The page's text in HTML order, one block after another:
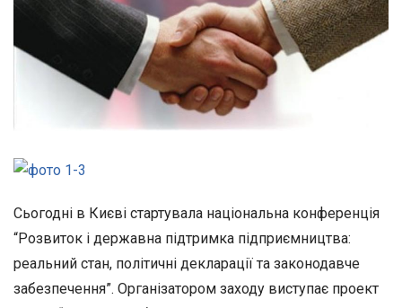
Сьогодні в Києві стартувала національна конференція
“Розвиток і державна підтримка підприємництва:
реальний стан, політичні декларації та законодавче
забезпечення”. Організатором заходу виступає проект